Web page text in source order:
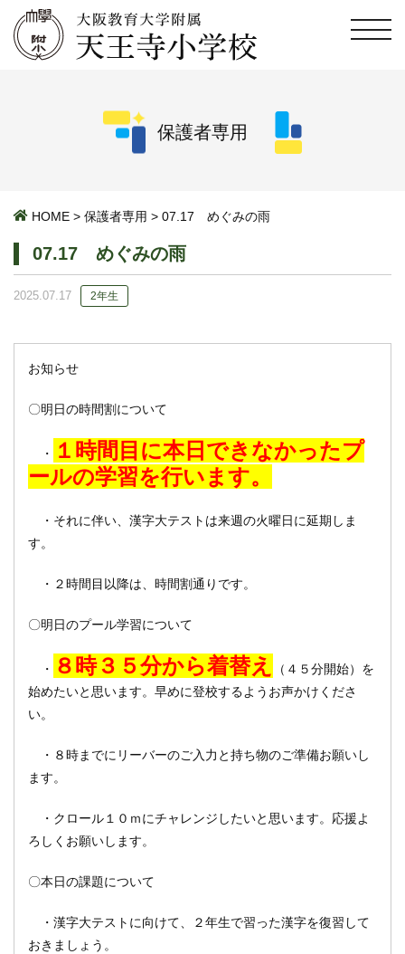
保護者専用
HOME > 保護者専用 > 07.17 めぐみの雨
07.17 めぐみの雨
2025.07.17 2年生
お知らせ
〇明日の時間割について
・
１時間目に本日できなかったプ
ールの学習を行います。
・それに伴い、漢字大テストは来週の火曜日に延期しま
す。
・２時間目以降は、時間割通りです。
〇明日のプール学習について
・ ８時３５分から着替え
（４５分開始）を
始めたいと思います。早めに登校するようお声かけくださ
い。
・８時までにリーバーのご入力と持ち物のご準備お願いし
ます。
・クロール１０ｍにチャレンジしたいと思います。応援よ
ろしくお願いします。
〇本日の課題について
・漢字大テストに向けて、２年生で習った漢字を復習して
おきましょう。